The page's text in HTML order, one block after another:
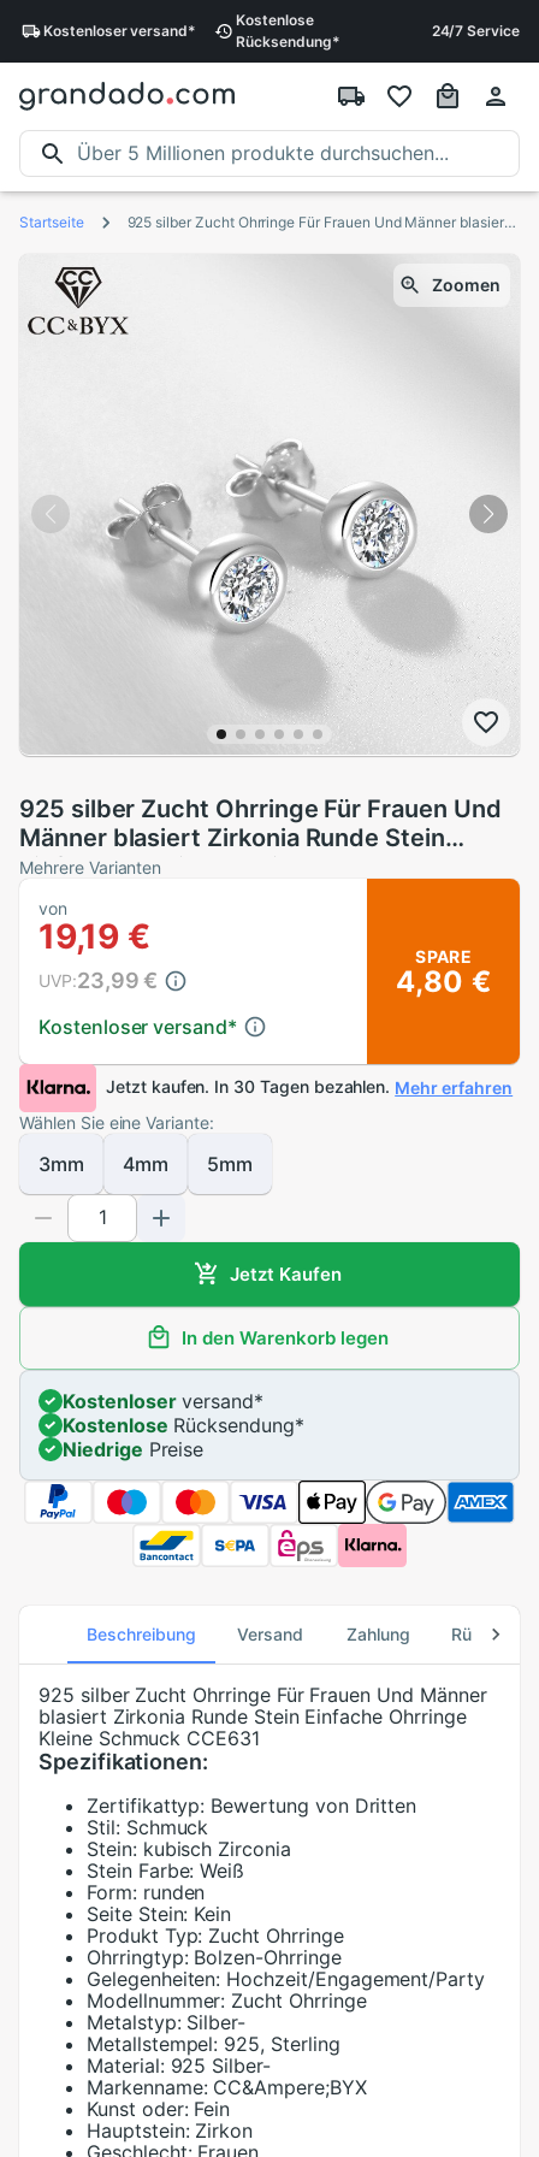
Kostenloserversand*
Kostenlose
Rücksendung*
24/7 Service
Startseite 925 silber Zucht Ohrringe Für Frauen Und Männer blasiert Zirkonia Runde Stein Einfache Ohrringe Kleine Schmuck CCE631
Zoomen
925 silber Zucht Ohrringe Für Frauen Und
Männer blasiert Zirkonia Runde Stein
Einfache Ohrringe Kleine Schmuck CCE631
Mehrere Varianten
von
19,19 €
Kostenloser versand*
UVP:23,99 €
SPARE
4,80 €
Jetzt kaufen. In 30 Tagen bezahlen. Mehr erfahren
Wählen Sie eine Variante:
3mm 4mm 5mm
Jetzt Kaufen
In den Warenkorb legen
Kostenloserversand*
Kostenlose Rücksendung*
Niedrige Preise
Beschreibung Versand Zahlung
925 silber Zucht Ohrringe Für Frauen Und Männer
blasiert Zirkonia Runde Stein Einfache Ohrringe
Kleine Schmuck CCE631
Spezifikationen:
Zertifikattyp: Bewertung von Dritten
Stil: Schmuck
Stein: kubisch Zirconia
Stein Farbe: Weiß
Form: runden
Seite Stein: Kein
Produkt Typ: Zucht Ohrringe
Ohrringtyp: Bolzen-Ohrringe
Gelegenheiten: Hochzeit/Engagement/Party
Modellnummer: Zucht Ohrringe
Metalstyp: Silber-
Metallstempel: 925, Sterling
Material: 925 Silber-
Markenname: CC&Ampere;BYX
Kunst oder: Fein
Hauptstein: Zirkon
Geschlecht: Frauen